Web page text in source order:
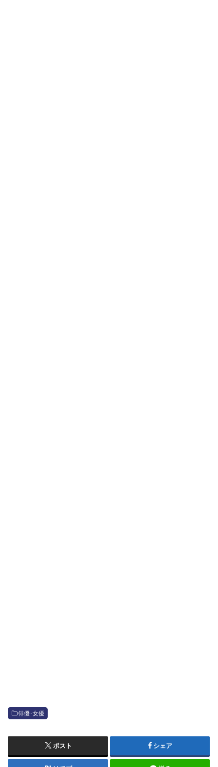
俳優･女優
ポスト シェア